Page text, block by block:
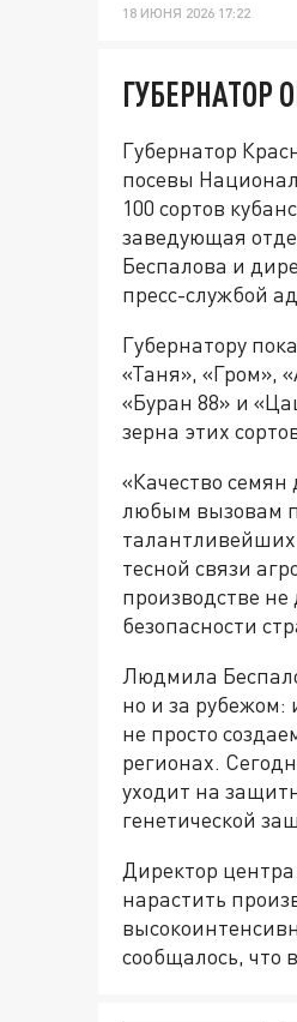
18 ИЮНЯ 2026 17:22
ГУБЕРНАТОР
Губернатор
посевы
100 сортов
заведующая
Беспалова и
пресс-службой
Губернатору
«Таня», «Гром»,
«Буран 88» и
зерна этих
«Качество
любым вызовам
талантливейших
тесной связи
производстве
безопасности
Людмила
но и за
не просто
регионах.
уходит на
генетической
Директор
нарастить
сообщалось, что